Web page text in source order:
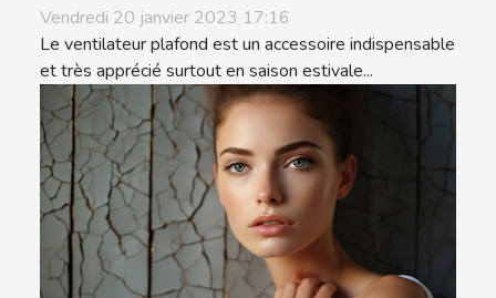
Vendredi 20 janvier 2023 17:16
Le ventilateur plafond est un accessoire indispensable
et très apprécié surtout en saison estivale...